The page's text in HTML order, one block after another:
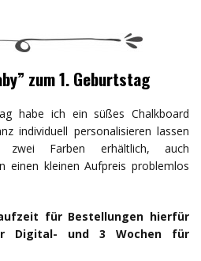
zum 1. Geburtstag
habe ich ein süßes Chalkboard
individuell personalisieren lassen
Farben erhältlich, auch
einen kleinen Aufpreis problemlos
für Bestellungen hierfür
Digital- und 3 Wochen für